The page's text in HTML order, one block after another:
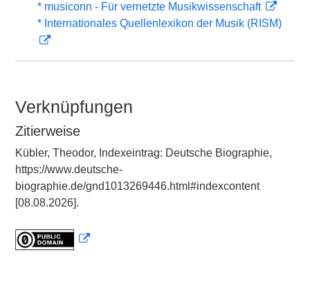
* musiconn - Für vernetzte Musikwissenschaft
* Internationales Quellenlexikon der Musik (RISM)
Verknüpfungen
Zitierweise
Kübler, Theodor, Indexeintrag: Deutsche Biographie,
https://www.deutsche-
biographie.de/gnd1013269446.html#indexcontent
[08.08.2026].